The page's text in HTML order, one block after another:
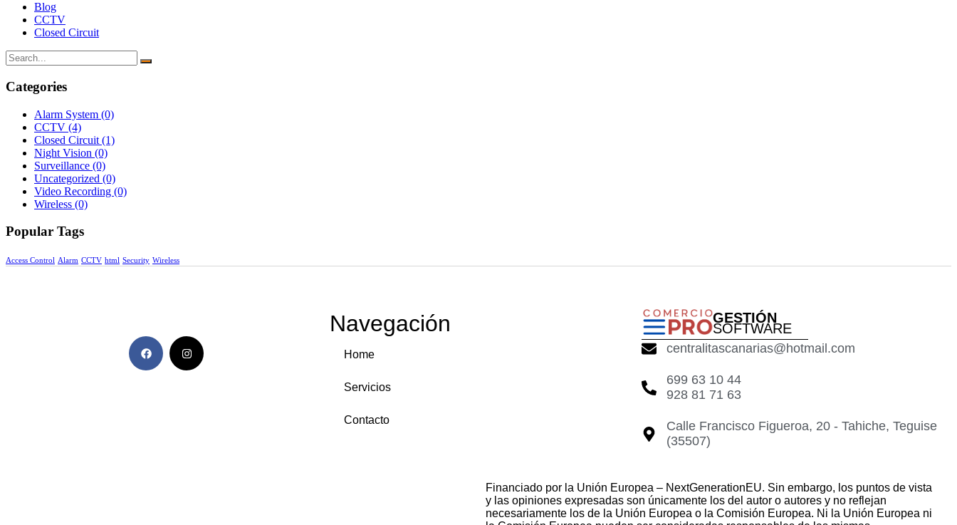
Blog
CCTV
Closed Circuit
Categories
Alarm System (0)
CCTV (4)
Closed Circuit (1)
Night Vision (0)
Surveillance (0)
Uncategorized (0)
Video Recording (0)
Wireless (0)
Popular Tags
Access Control Alarm CCTV html Security Wireless
Navegación
Home
Servicios
Contacto
GESTIÓN
SOFTWARE
centralitascanarias@hotmail.com
699 63 10 44
928 81 71 63
Calle Francisco Figueroa, 20 - Tahiche, Teguise
(35507)
Financiado por la Unión Europea – NextGenerationEU. Sin embargo, los puntos de vista
y las opiniones expresadas son únicamente los del autor o autores y no reflejan
necesariamente los de la Unión Europea o la Comisión Europea. Ni la Unión Europea ni